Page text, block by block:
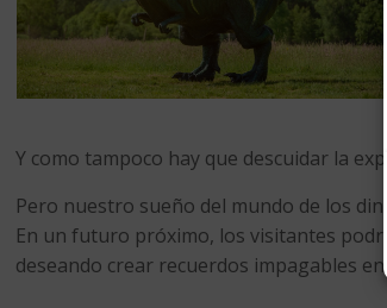
Y como tampoco hay que descuidar la
Pero nuestro sueño del mundo de los
En un futuro próximo, los visitantes
deseando crear recuerdos impagables en